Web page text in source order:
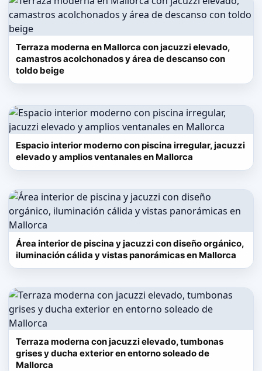
Terraza moderna en Mallorca con jacuzzi elevado,
camastros acolchonados y área de descanso con
toldo beige
Espacio interior moderno con piscina irregular, jacuzzi
elevado y amplios ventanales en Mallorca
Área interior de piscina y jacuzzi con diseño orgánico,
iluminación cálida y vistas panorámicas en Mallorca
Terraza moderna con jacuzzi elevado, tumbonas
grises y ducha exterior en entorno soleado de
Mallorca